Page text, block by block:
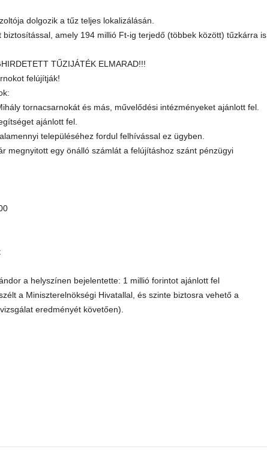
dolgozik a tűz teljes lokalizálásán.
amely 194 millió Ft-ig terjedő (többek között) tűzkárra is
TŰZIJÁTÉK ELMARAD!!!
felújítják!
tornacsarnokát és más, művelődési intézményeket ajánlott fel.
ajánlott fel.
településéhez fordul felhívással ez ügyben.
megnyitott egy önálló számlát a felújításhoz szánt pénzügyi
a helyszínen bejelentette: 1 millió forintot ajánlott fel
a Miniszterelnökségi Hivatallal, és szinte biztosra vehető a
eredményét követően).